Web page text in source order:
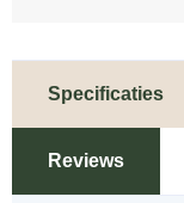
Specificaties
Reviews